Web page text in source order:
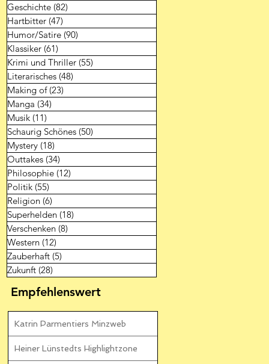
Geschichte (82)
Hartbitter (47)
Humor/Satire (90)
Klassiker (61)
Krimi und Thriller (55)
Literarisches (48)
Making of (23)
Manga (34)
Musik (11)
Schaurig Schönes (50)
Mystery (18)
Outtakes (34)
Philosophie (12)
Politik (55)
Religion (6)
Superhelden (18)
Verschenken (8)
Western (12)
Zauberhaft (5)
Zukunft (28)
Empfehlenswert
Katrin Parmentiers Minzweb
Heiner Lünstedts Highlightzone